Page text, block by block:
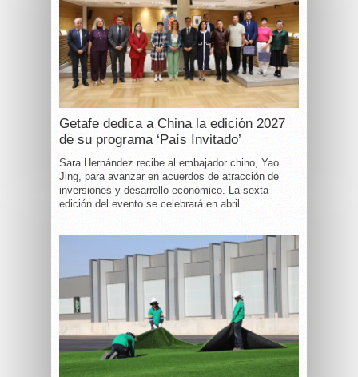
Getafe dedica a China la edición 2027
de su programa ‘País Invitado’
Sara Hernández recibe al embajador chino, Yao
Jing, para avanzar en acuerdos de atracción de
inversiones y desarrollo económico. La sexta
edición del evento se celebrará en abril...